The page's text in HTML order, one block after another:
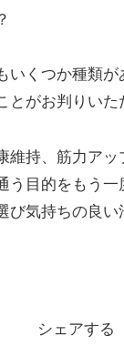
いくつか種類
とがお判りいた
維持、筋力ア
う目的をもう
び気持ちの良い
シェアする